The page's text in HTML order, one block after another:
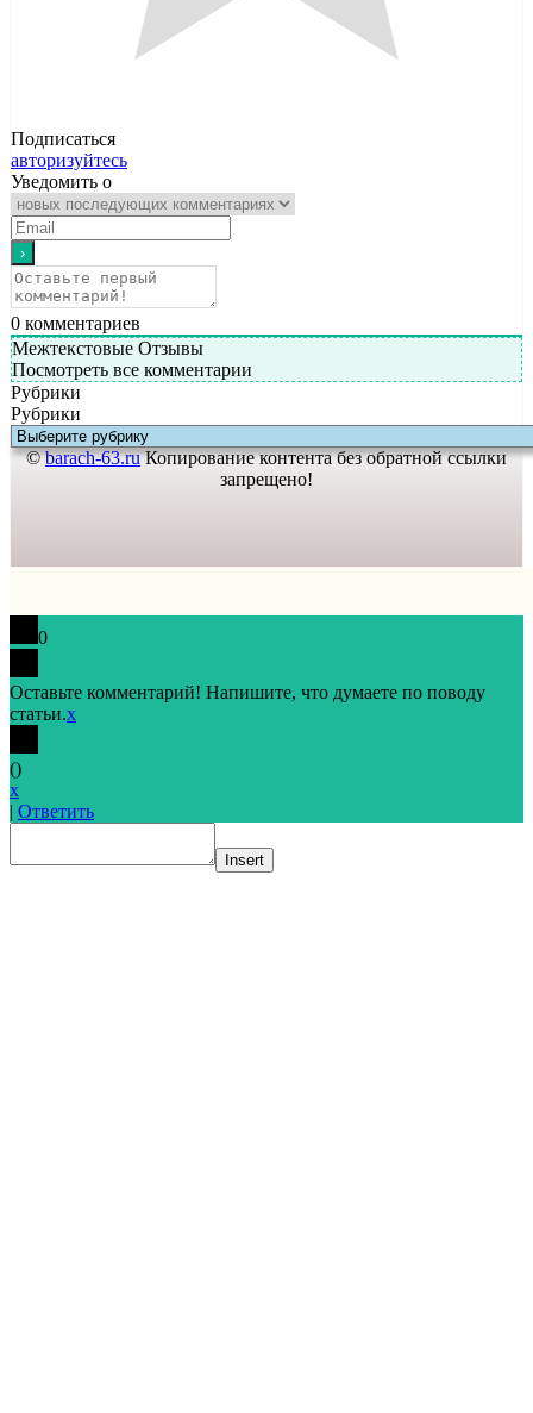
Подписаться
авторизуйтесь
Уведомить о
0 комментариев
Межтекстовые Отзывы
Посмотреть все комментарии
Рубрики
Рубрики
©barach-63.ruКопирование контента без обратной ссылки
запрещено!
0
Оставьте комментарий! Напишите, что думаете по поводу
статьи.x
()
x
| Ответить
Insert